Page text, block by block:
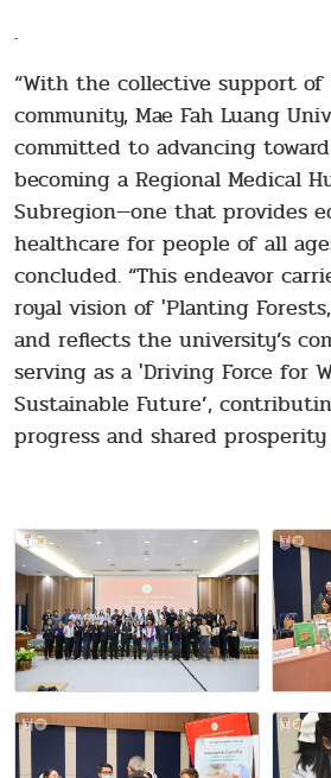
.
“With the collective support of
community, Mae Fah Luang
committed to advancing
becoming a Regional Medical
Subregion—one that provides
healthcare for people of all
concluded. “This endeavor
royal vision of 'Planting
and reflects the university’s
serving as a 'Driving Force for
Sustainable Future’,
progress and shared